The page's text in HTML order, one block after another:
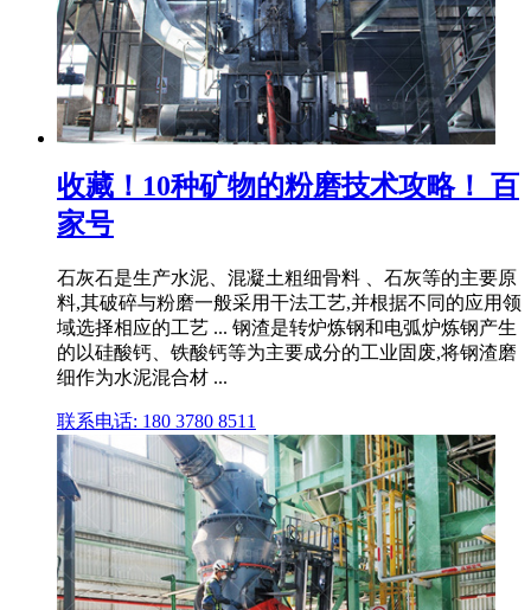
收藏！10种矿物的粉磨技术攻略！ 百
家号
石灰石是生产水泥、混凝土粗细骨料 、石灰等的主要原
料,其破碎与粉磨一般采用干法工艺,并根据不同的应用领
域选择相应的工艺 ... 钢渣是转炉炼钢和电弧炉炼钢产生
的以硅酸钙、铁酸钙等为主要成分的工业固废,将钢渣磨
细作为水泥混合材 ...
联系电话: 180 3780 8511